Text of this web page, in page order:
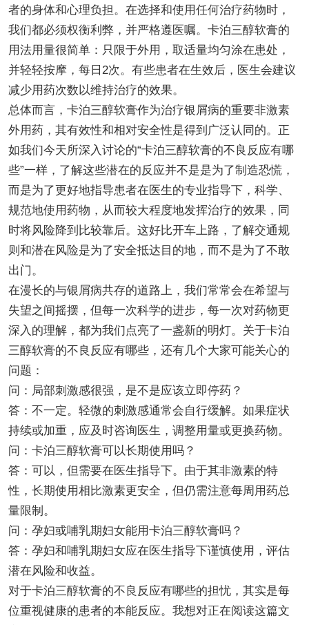
者的身体和心理负担。在选择和使用任何治疗药物时，
我们都必须权衡利弊，并严格遵医嘱。卡泊三醇软膏的
用法用量很简单：只限于外用，取适量均匀涂在患处，
并轻轻按摩，每日2次。有些患者在生效后，医生会建议
减少用药次数以维持治疗的效果。
总体而言，卡泊三醇软膏作为治疗银屑病的重要非激素
外用药，其有效性和相对安全性是得到广泛认同的。正
如我们今天所深入讨论的“卡泊三醇软膏的不良反应有哪
些”一样，了解这些潜在的反应并不是是为了制造恐慌，
而是为了更好地指导患者在医生的专业指导下，科学、
规范地使用药物，从而较大程度地发挥治疗的效果，同
时将风险降到比较靠后。这好比开车上路，了解交通规
则和潜在风险是为了安全抵达目的地，而不是为了不敢
出门。
在漫长的与银屑病共存的道路上，我们常常会在希望与
失望之间摇摆，但每一次科学的进步，每一次对药物更
深入的理解，都为我们点亮了一盏新的明灯。关于卡泊
三醇软膏的不良反应有哪些，还有几个大家可能关心的
问题：
问：局部刺激感很强，是不是应该立即停药？
答：不一定。轻微的刺激感通常会自行缓解。如果症状
持续或加重，应及时咨询医生，调整用量或更换药物。
问：卡泊三醇软膏可以长期使用吗？
答：可以，但需要在医生指导下。由于其非激素的特
性，长期使用相比激素更安全，但仍需注意每周用药总
量限制。
问：孕妇或哺乳期妇女能用卡泊三醇软膏吗？
答：孕妇和哺乳期妇女应在医生指导下谨慎使用，评估
潜在风险和收益。
对于卡泊三醇软膏的不良反应有哪些的担忧，其实是每
位重视健康的患者的本能反应。我想对正在阅读这篇文